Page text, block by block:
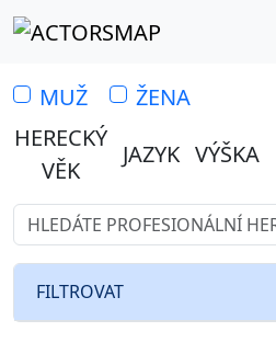
MUŽ
ŽENA
HERECKÝ
VĚK
JAZYK VÝŠKA
FILTROVAT